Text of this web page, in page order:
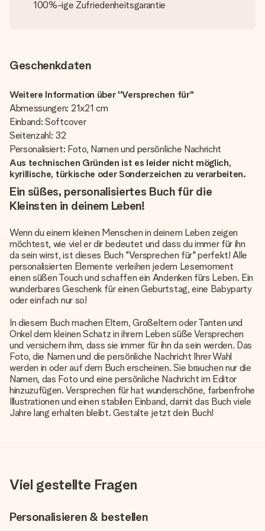
100%-ige Zufriedenheitsgarantie
Geschenkdaten
Weitere Information über ''Versprechen für''
Abmessungen: 21x21 cm
Einband: Softcover
Seitenzahl: 32
Personalisiert: Foto, Namen und persönliche Nachricht
Aus technischen Gründen ist es leider nicht möglich,
kyrillische, türkische oder Sonderzeichen zu verarbeiten.
Ein süßes, personalisiertes Buch für die
Kleinsten in deinem Leben!
Wenn du einem kleinen Menschen in deinem Leben zeigen
möchtest, wie viel er dir bedeutet und dass du immer für ihn
da sein wirst, ist dieses Buch "Versprechen für" perfekt! Alle
personalisierten Elemente verleihen jedem Lesemoment
einen süßen Touch und schaffen ein Andenken fürs Leben. Ein
wunderbares Geschenk für einen Geburtstag, eine Babyparty
oder einfach nur so!
In diesem Buch machen Eltern, Großeltern oder Tanten und
Onkel dem kleinen Schatz in ihrem Leben süße Versprechen
und versichern ihm, dass sie immer für ihn da sein werden. Das
Foto, die Namen und die persönliche Nachricht Ihrer Wahl
werden in oder auf dem Buch erscheinen. Sie brauchen nur die
Namen, das Foto und eine persönliche Nachricht im Editor
hinzuzufügen. Versprechen für hat wunderschöne, farbenfrohe
Illustrationen und einen stabilen Einband, damit das Buch viele
Jahre lang erhalten bleibt. Gestalte jetzt dein Buch!
Viel gestellte Fragen
Personalisieren & bestellen